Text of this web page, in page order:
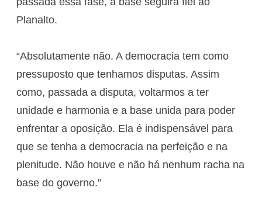
Planalto.
“Absolutamente não. A democracia tem como
pressuposto que tenhamos disputas. Assim
como, passada a disputa, voltarmos a ter
unidade e harmonia e a base unida para poder
enfrentar a oposição. Ela é indispensável para
que se tenha a democracia na perfeição e na
plenitude. Não houve e não há nenhum racha na
base do governo.”